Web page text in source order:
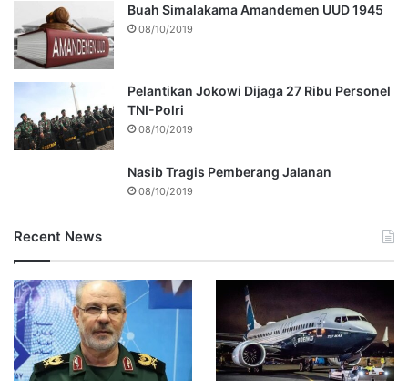
Buah Simalakama Amandemen UUD 1945
08/10/2019
Pelantikan Jokowi Dijaga 27 Ribu Personel
TNI-Polri
08/10/2019
Nasib Tragis Pemberang Jalanan
08/10/2019
Recent News